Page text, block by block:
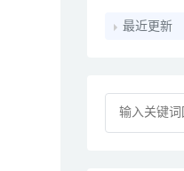
最近更新